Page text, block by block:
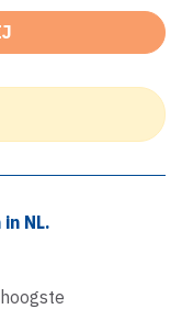
NL.